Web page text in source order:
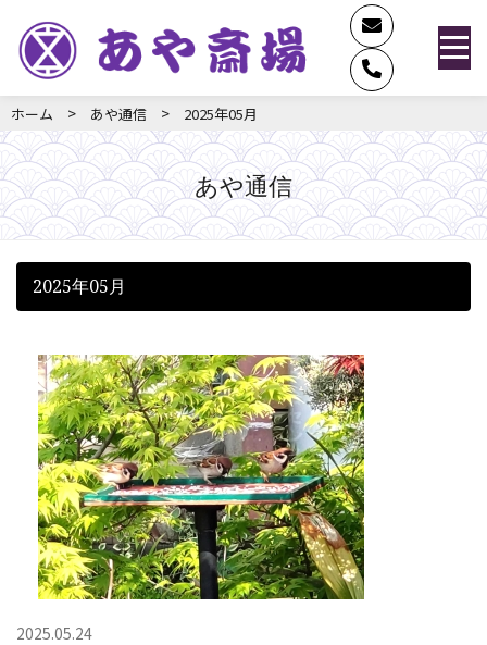
ホーム > あや通信 > 2025年05月
あや通信
2025年05月
2025.05.24